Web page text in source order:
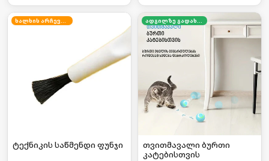
ხალხის არჩევანი
ტექნიკის საწმენდი ფუნჯი
ადგილზე გადახდა
თვითმავალი ბურთი
კატებისთვის